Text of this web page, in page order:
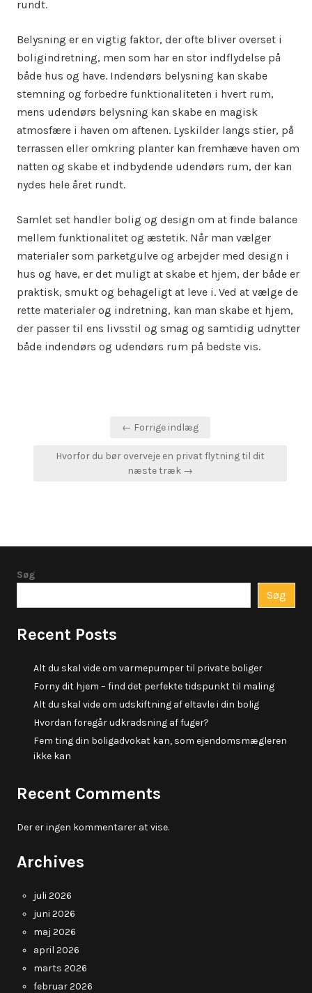
rundt.
Belysning er en vigtig faktor, der ofte bliver overset i
boligindretning, men som har en stor indflydelse på
både hus og have. Indendørs belysning kan skabe
stemning og forbedre funktionaliteten i hvert rum,
mens udendørs belysning kan skabe en magisk
atmosfære i haven om aftenen. Lyskilder langs stier, på
terrassen eller omkring planter kan fremhæve haven om
natten og skabe et indbydende udendørs rum, der kan
nydes hele året rundt.
Samlet set handler bolig og design om at finde balance
mellem funktionalitet og æstetik. Når man vælger
materialer som parketgulve og arbejder med design i
hus og have, er det muligt at skabe et hjem, der både er
praktisk, smukt og behageligt at leve i. Ved at vælge de
rette materialer og indretning, kan man skabe et hjem,
der passer til ens livsstil og smag og samtidig udnytter
både indendørs og udendørs rum på bedste vis.
Indlægsnavigation
← Forrige indlæg
Hvorfor du bør overveje en privat flytning til dit
næste træk →
Søg
Søg
Recent Posts
Alt du skal vide om varmepumper til private boliger
Forny dit hjem – find det perfekte tidspunkt til maling
Alt du skal vide om udskiftning af eltavle i din bolig
Hvordan foregår udkradsning af fuger?
Fem ting din boligadvokat kan, som ejendomsmægleren
ikke kan
Recent Comments
Der er ingen kommentarer at vise.
Archives
juli 2026
juni 2026
maj 2026
april 2026
marts 2026
februar 2026